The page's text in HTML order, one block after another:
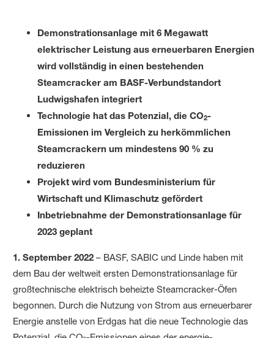
Demonstrationsanlage mit 6 Megawatt
elektrischer Leistung aus erneuerbaren Energien
wird vollständig in einen bestehenden
Steamcracker am BASF-Verbundstandort
Ludwigshafen integriert
Technologie hat das Potenzial, die CO2-
Emissionen im Vergleich zu herkömmlichen
Steamcrackern um mindestens 90 % zu
reduzieren
Projekt wird vom Bundesministerium für
Wirtschaft und Klimaschutz gefördert
Inbetriebnahme der Demonstrationsanlage für
2023 geplant
1. September 2022 – BASF, SABIC und Linde haben mit
dem Bau der weltweit ersten Demonstrationsanlage für
großtechnische elektrisch beheizte Steamcracker-Öfen
begonnen. Durch die Nutzung von Strom aus erneuerbarer
Energie anstelle von Erdgas hat die neue Technologie das